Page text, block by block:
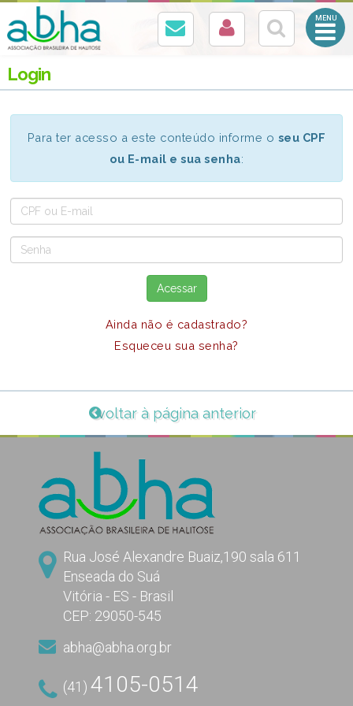
Abrir
Menu
Mobile
Login
Para ter acesso a este conteúdo informe o seu CPF
ou E-mail e sua senha:
ou
Acessar
Ainda não é cadastrado?
Esqueceu sua senha?
voltar à página anterior
Rua José Alexandre Buaiz,190 sala 611
Enseada do Suá
Vitória - ES - Brasil
CEP: 29050-545
abha@abha.org.br
(41) 4105-0514